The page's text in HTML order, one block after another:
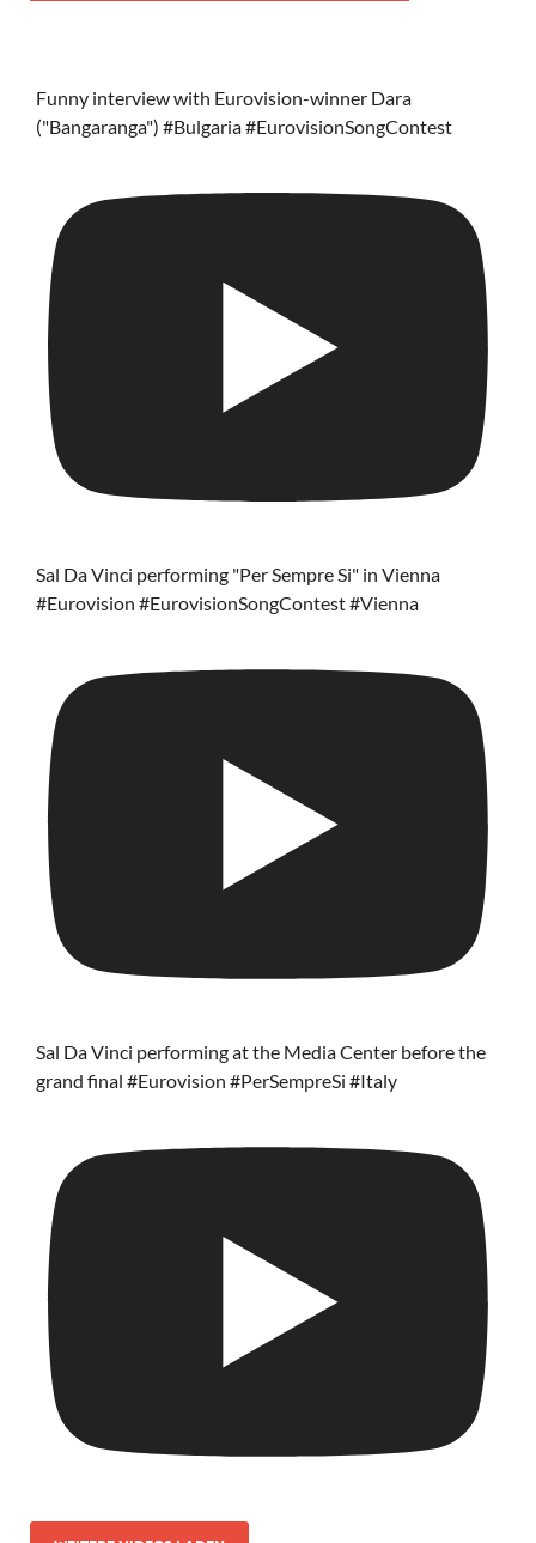
Funny interview with Eurovision-winner Dara
("Bangaranga") #Bulgaria #EurovisionSongContest
Sal Da Vinci performing "Per Sempre Si" in Vienna
#Eurovision #EurovisionSongContest #Vienna
Sal Da Vinci performing at the Media Center before the
grand final #Eurovision #PerSempreSi #Italy